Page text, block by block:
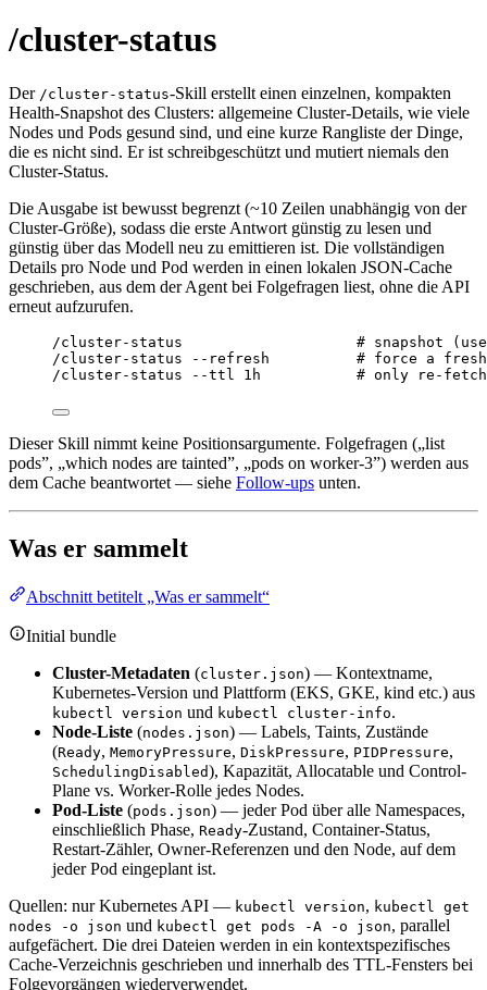
/cluster-status
Der /cluster-status-Skill erstellt einen einzelnen, kompakten
Health-Snapshot des Clusters: allgemeine Cluster-Details, wie viele
Nodes und Pods gesund sind, und eine kurze Rangliste der Dinge,
die es nicht sind. Er ist schreibgeschützt und mutiert niemals den
Cluster-Status.
Die Ausgabe ist bewusst begrenzt (~10 Zeilen unabhängig von der
Cluster-Größe), sodass die erste Antwort günstig zu lesen und
günstig über das Modell neu zu emittieren ist. Die vollständigen
Details pro Node und Pod werden in einen lokalen JSON-Cache
geschrieben, aus dem der Agent bei Folgefragen liest, ohne die API
erneut aufzurufen.
/cluster-status                    # snapshot
/cluster-status --refresh          # force a
/cluster-status --ttl 1h           # only re-fetch
Dieser Skill nimmt keine Positionsargumente. Folgefragen („list
pods”, „which nodes are tainted”, „pods on worker-3”) werden aus
dem Cache beantwortet — siehe Follow-ups unten.
Was er sammelt
Abschnitt betitelt „Was er sammelt“
Initial bundle
Cluster-Metadaten (cluster.json) — Kontextname,
Kubernetes-Version und Plattform (EKS, GKE, kind etc.) aus
kubectl version und kubectl cluster-info.
Node-Liste (nodes.json) — Labels, Taints, Zustände
(Ready, MemoryPressure, DiskPressure, PIDPressure,
SchedulingDisabled), Kapazität, Allocatable und Control-
Plane vs. Worker-Rolle jedes Nodes.
Pod-Liste (pods.json) — jeder Pod über alle Namespaces,
einschließlich Phase, Ready-Zustand, Container-Status,
Restart-Zähler, Owner-Referenzen und den Node, auf dem
jeder Pod eingeplant ist.
Quellen: nur Kubernetes API — kubectl version, kubectl get
nodes -o json und kubectl get pods -A -o json, parallel
aufgefächert. Die drei Dateien werden in ein kontextspezifisches
Cache-Verzeichnis geschrieben und innerhalb des TTL-Fensters bei
Folgevorgängen wiederverwendet.